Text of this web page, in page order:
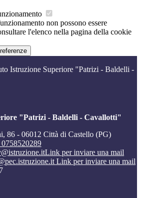
non possono essere
l'elenco nella pagina della cookie
Istruzione Superiore "Patrizi - Baldelli -
"Patrizi - Baldelli - Cavallotti"
86 - 06012 Città di Castello (PG)
Link per inviare una mail
Link per inviare una mail